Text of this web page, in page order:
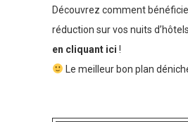
Découvrez comment
réduction sur vos nuits
en cliquant ici !
Le meilleur bon plan